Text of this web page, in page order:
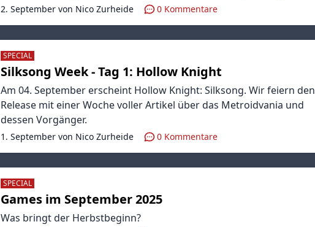
2. September von Nico Zurheide 0 Kommentare
SPECIAL
Silksong Week - Tag 1: Hollow Knight
Am 04. September erscheint Hollow Knight: Silksong. Wir feiern den
Release mit einer Woche voller Artikel über das Metroidvania und
dessen Vorgänger.
1. September von Nico Zurheide 0 Kommentare
SPECIAL
Games im September 2025
Was bringt der Herbstbeginn?